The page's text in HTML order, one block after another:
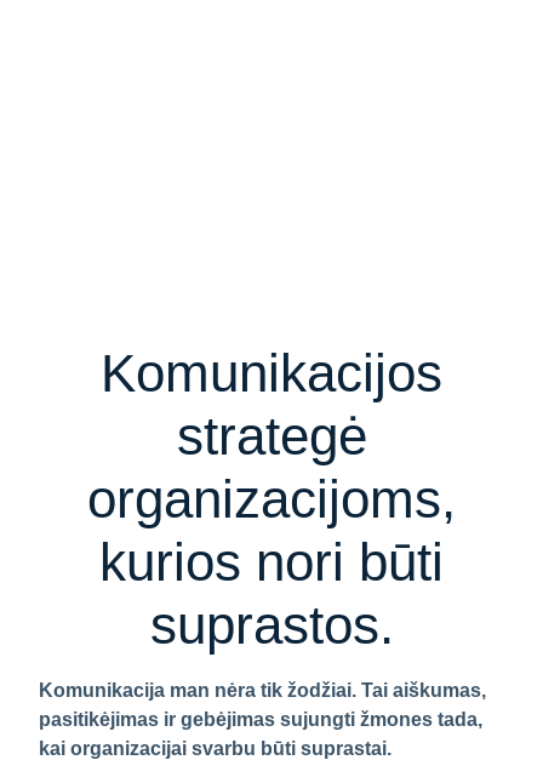
Komunikacijos
strategė
organizacijoms,
kurios nori būti
suprastos.
Komunikacija man nėra tik žodžiai. Tai aiškumas,
pasitikėjimas ir gebėjimas sujungti žmones tada,
kai organizacijai svarbu būti suprastai.